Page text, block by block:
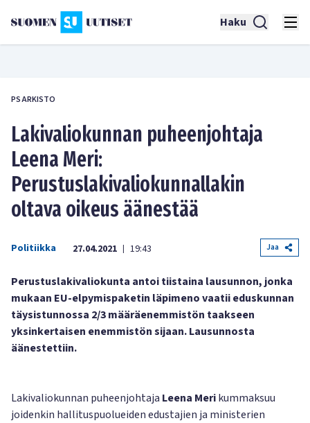
Haku
PS ARKISTO
Lakivaliokunnan puheenjohtaja
Leena Meri:
Perustuslakivaliokunnallakin
oltava oikeus äänestää
Politiikka 27.04.2021 | 19:43 Jaa
Perustuslakivaliokunta antoi tiistaina lausunnon, jonka
mukaan EU-elpymispaketin läpimeno vaatii eduskunnan
täysistunnossa 2/3 määräenemmistön taakseen
yksinkertaisen enemmistön sijaan. Lausunnosta
äänestettiin.
Lakivaliokunnan puheenjohtaja Leena Merikummaksuu
joidenkin hallituspuolueiden edustajien ja ministerien